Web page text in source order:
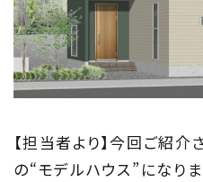
Information
家づくりに役立つ情報
家のメンテナンス
【担当者より】今回ご紹
の“モデルハウス”になりま